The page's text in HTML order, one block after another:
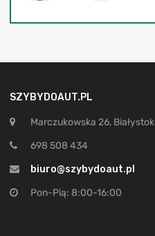
SZYBYDOAUT.PL
Marczukowska 26, Białystok
698 508 434
biuro@szybydoaut.pl
Pon-Pią: 8:00-16:00